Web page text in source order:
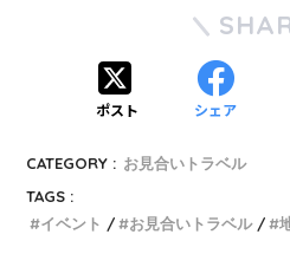
ポスト シェア
CATEGORY : お見合いトラベル
TAGS :
イベント
お見合いトラベル